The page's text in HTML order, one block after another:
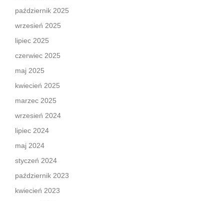
październik 2025
wrzesień 2025
lipiec 2025
czerwiec 2025
maj 2025
kwiecień 2025
marzec 2025
wrzesień 2024
lipiec 2024
maj 2024
styczeń 2024
październik 2023
kwiecień 2023